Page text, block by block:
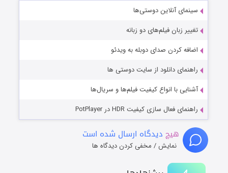
سینمای آنلاین دوستی‌ها
تغییر زبان فیلم‌های دو زبانه
اضافه کردن صدای دوبله به ویدئو
راهنمای دانلود از سایت دوستی ها
آشنایی با انواع کیفیت فیلم‌ها و سریال‌ها
راهنمای فعال سازی کیفیت HDR در PotPlayer
هیچ دیدگاه ارسال شده است
نمایش / مخفی کردن دیدگاه ها